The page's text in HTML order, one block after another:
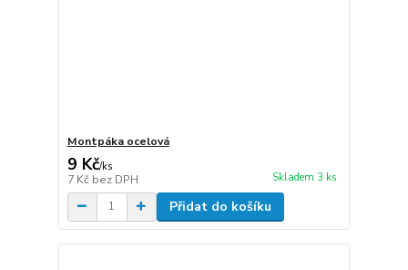
Montpáka ocelová
9 Kč/ks
7 Kč bez DPH Skladem 3 ks
Přidat do košíku